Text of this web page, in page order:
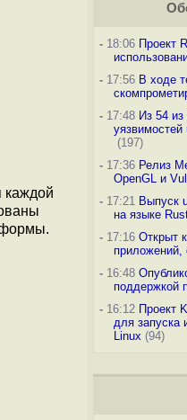
каждой
формы.
-18:06 Проект
-17:56 В ходе
-17:48 Из 54
(197)
-17:36 Релиз
OpenGL и
-17:21 Выпуск
на языке
-17:16 Открыт
приложений,
-16:48
поддержкой
-16:12 Проект
для запуска
Linux (94)